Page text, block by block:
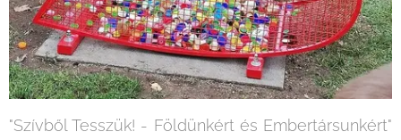
"Szívből Tesszük! - Földünkért és Embertársunkért"